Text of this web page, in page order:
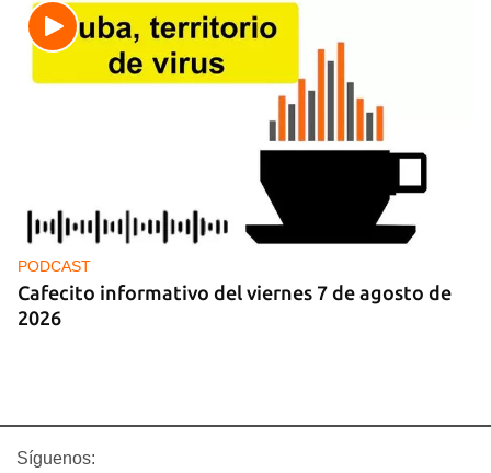
PODCAST
Cafecito informativo del viernes 7 de agosto de
2026
Síguenos: